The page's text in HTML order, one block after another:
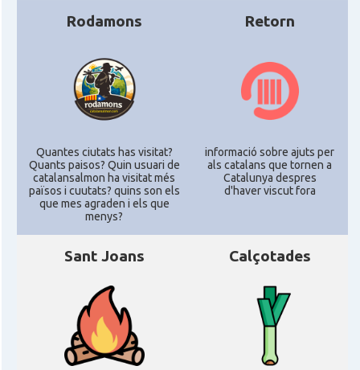
Rodamons
Quantes ciutats has visitat?
Quants paisos? Quin usuari de
catalansalmon ha visitat més
països i cuutats? quins son els
que mes agraden i els que
menys?
Retorn
informació sobre ajuts per
als catalans que tornen a
Catalunya despres
d'haver viscut fora
Sant Joans Calçotades